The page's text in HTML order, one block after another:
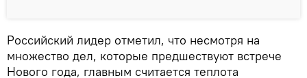
Российский лидер отметил, что несмотря на
множество дел, которые предшествуют встрече
Нового года, главным считается теплота